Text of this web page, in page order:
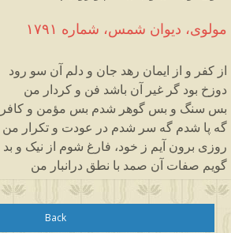
مولوی، دیوان شمس، شماره ۱۷۹۱
از کفر و از ایمان رهد جان و دلم آن سو رود
دوزخ بود گر غیر آن باشد فن و کردار من
بس سنگ و بس گوهر شدم بس مؤمن و
گه پا شدم گه سر شدم در عودت و تکرار من
روزی برون آیم ز خود، فارغ شوم از نیک و بد
گویم صفات آن صمد با نطق درانبار من
Back